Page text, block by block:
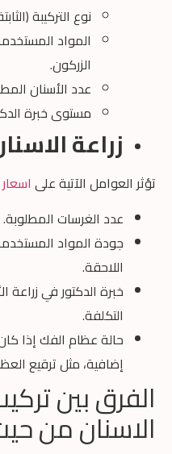
نوع التركيبة
المواد
الزركون.
عدد الأسنان
مستوى خبرة
زراعة
تؤثر العوامل الآتية على
عدد الغرسات المطلوبة.
جودة المواد
اللاحقة.
خبرة الدكتور في زراعة
التكلفة.
حالة عظام الفك إذا
إضافية، مثل ترقيع
الفرق بين
الاسنان من